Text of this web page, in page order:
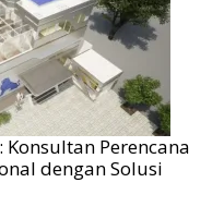
Konsultan Perencana
dengan Solusi